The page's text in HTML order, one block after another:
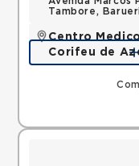
Tambore,
Centro
Corifeu de
Avenida Corifeu
Carapicuiba,